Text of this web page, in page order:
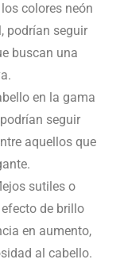
colores neón
podrían seguir
buscan una
en la gama
seguir
aquellos que
sutiles o
de brillo
en aumento,
al cabello.